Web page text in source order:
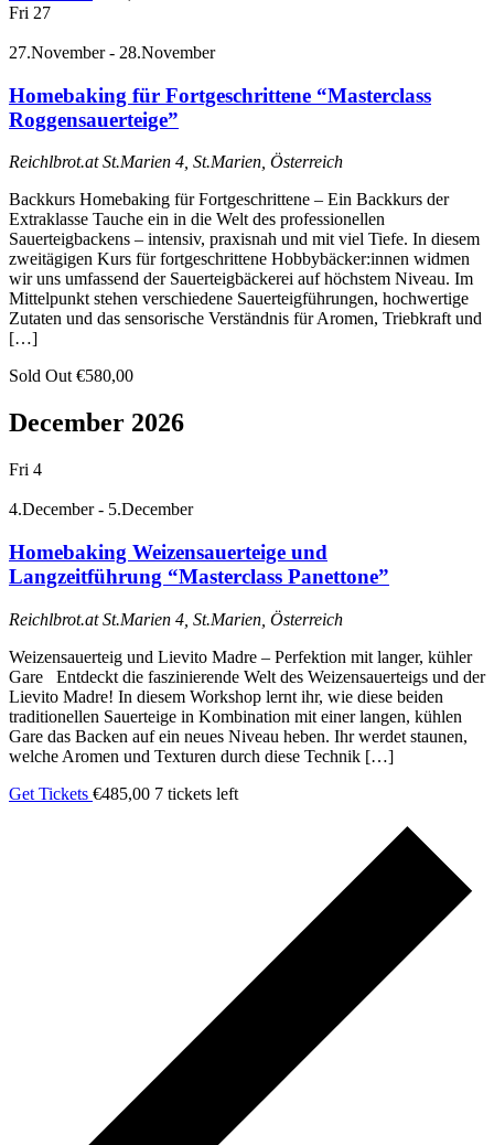
Fri 27
27.November- 28.November
Homebaking für Fortgeschrittene “Masterclass
Roggensauerteige”
Reichlbrot.atSt.Marien 4, St.Marien, Österreich
Backkurs Homebaking für Fortgeschrittene – Ein Backkurs der
Extraklasse Tauche ein in die Welt des professionellen
Sauerteigbackens – intensiv, praxisnah und mit viel Tiefe. In diesem
zweitägigen Kurs für fortgeschrittene Hobbybäcker:innen widmen
wir uns umfassend der Sauerteigbäckerei auf höchstem Niveau. Im
Mittelpunkt stehen verschiedene Sauerteigführungen, hochwertige
Zutaten und das sensorische Verständnis für Aromen, Triebkraft und
[…]
Sold Out€580,00
December 2026
Fri 4
4.December- 5.December
Homebaking Weizensauerteige und
Langzeitführung “Masterclass Panettone”
Reichlbrot.atSt.Marien 4, St.Marien, Österreich
Weizensauerteig und Lievito Madre – Perfektion mit langer, kühler
Gare Entdeckt die faszinierende Welt des Weizensauerteigs und der
Lievito Madre! In diesem Workshop lernt ihr, wie diese beiden
traditionellen Sauerteige in Kombination mit einer langen, kühlen
Gare das Backen auf ein neues Niveau heben. Ihr werdet staunen,
welche Aromen und Texturen durch diese Technik […]
Get Tickets €485,00 7 tickets left